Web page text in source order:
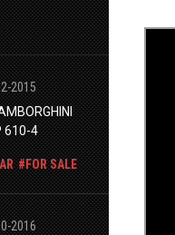
2015
610-4
FOR SALE
2016